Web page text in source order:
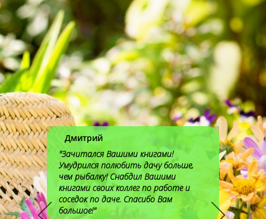
Дмитрий
"Зачитался Вашими книгами!
Умудрился полюбить дачу больше,
чем рыбалку! Снабдил Вашими
книгами своих коллег по работе и
соседок по даче. Спасибо Вам
большое!"
на